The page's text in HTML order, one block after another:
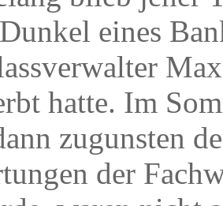
eines
hatte. Im
zugunsten
der